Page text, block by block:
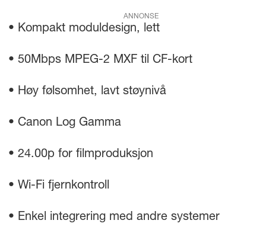
ANNONSE
• Kompakt moduldesign, lett
• 50Mbps MPEG-2 MXF til CF-kort
• Høy følsomhet, lavt støynivå
• Canon Log Gamma
• 24.00p for filmproduksjon
• Wi-Fi fjernkontroll
• Enkel integrering med andre systemer